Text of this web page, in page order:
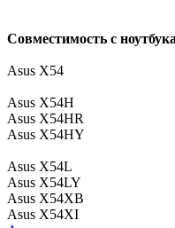
Совместимость с
Asus X54
Asus X54H
Asus X54HR
Asus X54HY
Asus X54L
Asus X54LY
Asus X54XB
Asus X54XI